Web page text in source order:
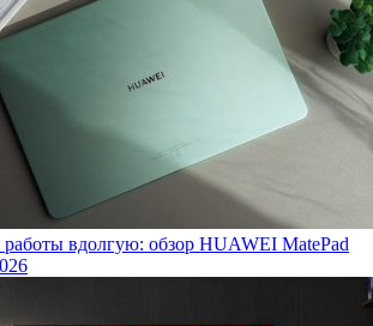
вдолгую: обзор HUAWEI MatePad